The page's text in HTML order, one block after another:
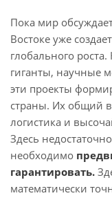
Пока мир
Востоке уже
глобального
гиганты, научные
эти проекты
страны. Их общий
логистика и
Здесь
необходимо
гарантировать.
математически